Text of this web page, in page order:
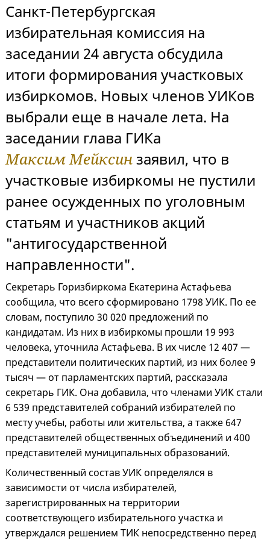
Санкт-Петербургская
избирательная комиссия на
заседании 24 августа обсудила
итоги формирования участковых
избиркомов. Новых членов УИКов
выбрали еще в начале лета. На
заседании глава ГИКа
Максим Мейксинзаявил, что в
участковые избиркомы не пустили
ранее осужденных по уголовным
статьям и участников акций
"антигосударственной
направленности".
Секретарь Горизбиркома Екатерина Астафьева
сообщила, что всего сформировано 1798 УИК. По ее
словам, поступило 30 020 предложений по
кандидатам. Из них в избиркомы прошли 19 993
человека, уточнила Астафьева. В их числе 12 407 —
представители политических партий, из них более 9
тысяч — от парламентских партий, рассказала
секретарь ГИК. Она добавила, что членами УИК стали
6 539 представителей собраний избирателей по
месту учебы, работы или жительства, а также 647
представителей общественных объединений и 400
представителей муниципальных образований.
Количественный состав УИК определялся в
зависимости от числа избирателей,
зарегистрированных на территории
соответствующего избирательного участка и
утверждался решением ТИК непосредственно перед